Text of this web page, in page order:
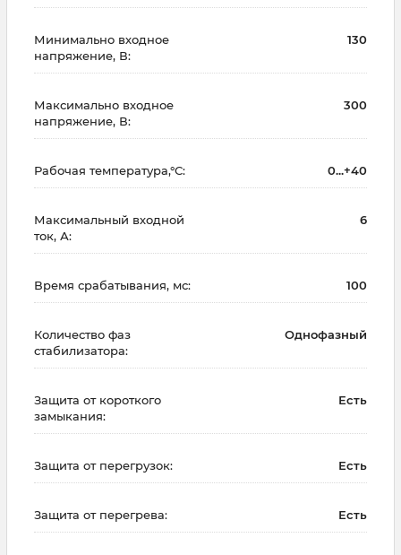
Минимально входное
напряжение, В:
130
Максимально входное
напряжение, В:
300
Рабочая температура,°С: 0...+40
Максимальный входной
ток, А:
6
Время срабатывания, мс: 100
Количество фаз
стабилизатора:
Однофазный
Защита от короткого
замыкания:
Есть
Защита от перегрузок: Есть
Защита от перегрева: Есть